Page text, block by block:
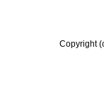
Copyright